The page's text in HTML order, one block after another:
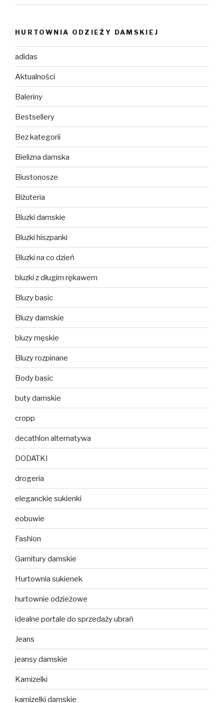
HURTOWNIA ODZIEŻY DAMSKIEJ
adidas
Aktualności
Baleriny
Bestsellery
Bez kategorii
Bielizna damska
Biustonosze
Biżuteria
Bluzki damskie
Bluzki hiszpanki
Bluzki na co dzień
bluzki z długim rękawem
Bluzy basic
Bluzy damskie
bluzy męskie
Bluzy rozpinane
Body basic
buty damskie
cropp
decathlon alternatywa
DODATKI
drogeria
eleganckie sukienki
eobuwie
Fashion
Garnitury damskie
Hurtownia sukienek
hurtownie odzieżowe
idealne portale do sprzedaży ubrań
Jeans
jeansy damskie
Kamizelki
kamizelki damskie